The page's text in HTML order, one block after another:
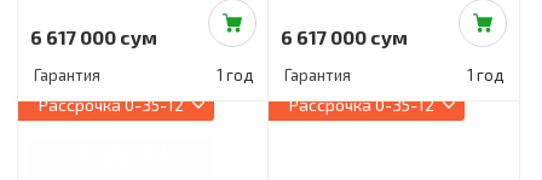
6 617 000 сум
Гарантия 1 год
6 617 000 сум
Гарантия 1 год
Рассрочка0-35-12 Рассрочка0-35-12